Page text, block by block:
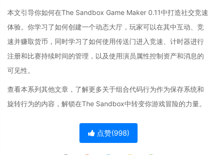
本文引导你如何在The Sandbox Game Maker 0.11中打造社交竞速
体验。你学习了如何创建一个动态大厅，玩家可以在其中互动、竞
速并赚取货币，同时学习了如何使用传送门进入竞速、计时器进行
注册和比赛持续时间的管理，以及使用演员属性控制资产和消息的
可见性。
查看本系列其他文章，了解更多关于组合代码行为作为保存系统和
旋转行为的内容，解锁在The Sandbox中转变你游戏冒险的力量。
点赞(998)